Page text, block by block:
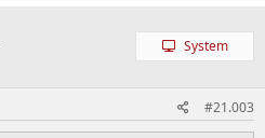
System
#21.003